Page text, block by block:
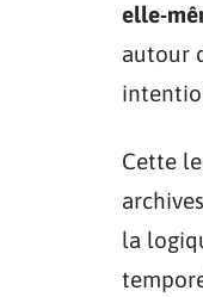
elle-
autour
Cette
la